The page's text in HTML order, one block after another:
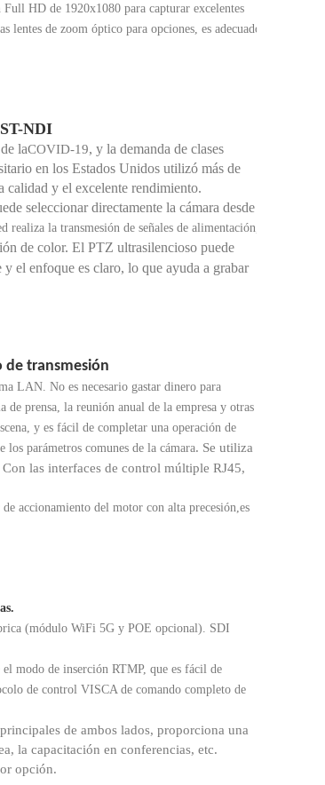
HD de 1920x1080 para capturar excelentes
de zoom óptico para opciones, es adecuado
NDI
laCOVID-19, y la demanda de clases
en los Estados Unidos utilizó más de
y el excelente rendimiento.
seleccionar directamente la cámara desde
realiza la transmesión de señales de alimentación,
de color. El PTZ ultrasilencioso puede
el enfoque es claro, lo que ayuda a grabar
de transmesión
LAN. No es necesario gastar dinero para
de prensa, la reunión anual de la empresa y otras
y es fácil de completar una operación de
parámetros comunes de la cámara. Se utiliza
Con las interfaces de control múltiple RJ45,
accionamiento del motor con alta precesión es
(módulo WiFi 5G y POE opcional). SDI
modo de inserción RTMP, que es fácil de
de control VISCA de comando completo de
de ambos lados, proporciona una
la capacitación en conferencias, etc.
opción.